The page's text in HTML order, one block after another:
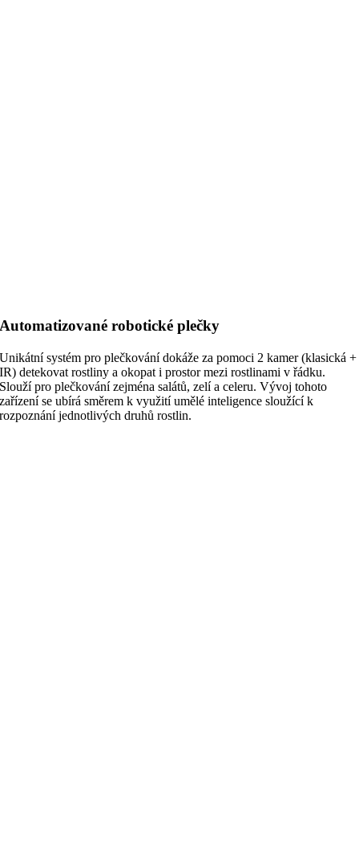
Automatizované robotické plečky
Unikátní systém pro plečkování dokáže za pomoci 2 kamer (klasická +
IR) detekovat rostliny a okopat i prostor mezi rostlinami v řádku.
Slouží pro plečkování zejména salátů, zelí a celeru. Vývoj tohoto
zařízení se ubírá směrem k využití umělé inteligence sloužící k
rozpoznání jednotlivých druhů rostlin.